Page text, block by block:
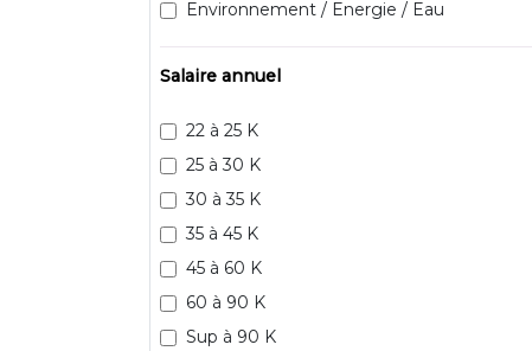
Environnement / Energie / Eau
Salaire annuel
22 à 25 K
25 à 30 K
30 à 35 K
35 à 45 K
45 à 60 K
60 à 90 K
Sup à 90 K